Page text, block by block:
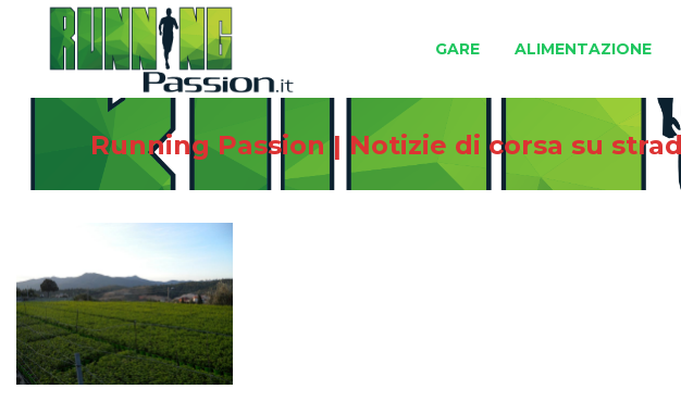
GARE ALIMENTAZIONE
Running Passion | Notizie di corsa su